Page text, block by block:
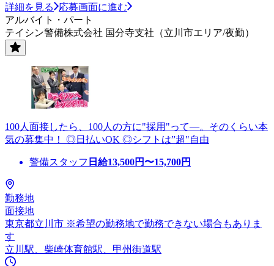
詳細を見る
応募画面に進む
アルバイト・パート
テイシン警備株式会社 国分寺支社（立川市エリア/夜勤）
100人面接したら、100人の方に"採用"って―。そのくらい本
気の募集中！ ◎日払いOK ◎シフトは”超"自由
警備スタッフ 日給13,500円〜15,700円
勤務地
面接地
東京都立川市 ※希望の勤務地で勤務できない場合もありま
す
立川駅、柴崎体育館駅、甲州街道駅